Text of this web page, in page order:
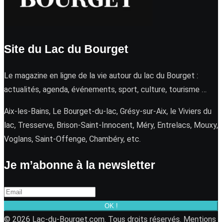
Site du Lac du Bourget
Le magazine en ligne de la vie autour du lac du Bourget :
actualités, agenda, événements, sport, culture, tourisme …
Aix-les-Bains, Le Bourget-du-lac, Grésy-sur-Aix, le Viviers du
lac, Tresserve, Brison-Saint-Innocent, Méry, Entrelacs, Mouxy,
Voglans, Saint-Offenge, Chambéry, etc.
Je m’abonne à la newsletter
OK !
© 2026 Lac-du-Bourget.com. Tous droits réservés. Mentions